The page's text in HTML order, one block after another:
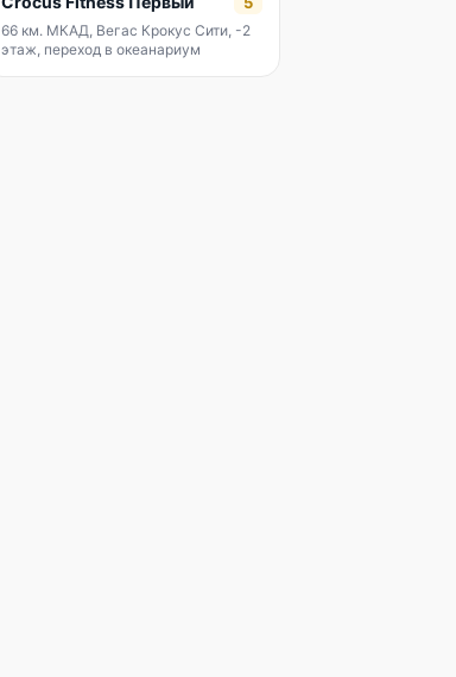
66 км. МКАД, Вегас Крокус Сити, -2
этаж, переход в океанариум